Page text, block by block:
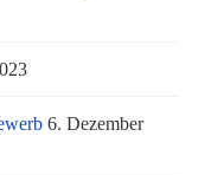
6. Dezember